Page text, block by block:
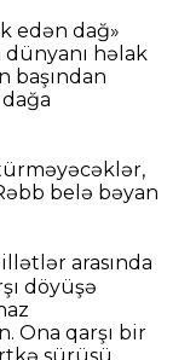
edən dağ»
həlak
başından
belə bəyan
arasında
döyüşə
Ona qarşı bir
sürüsü